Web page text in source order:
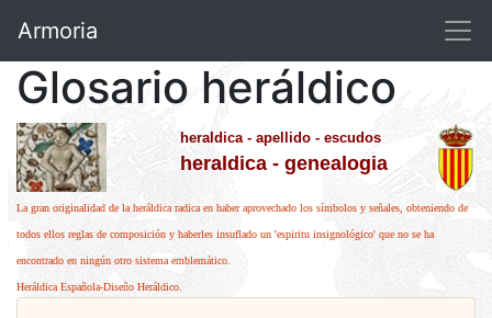
Armoria
Glosario heráldico
heraldica - apellido - escudos
heraldica - genealogia
La gran originalidad de la heráldica radica en haber aprovechado los símbolos y señales, obteniendo de
todos ellos reglas de composición y haberles insuflado un 'espiritu insignológico' que no se ha
encontrado en ningún otro sistema emblemático.
Heráldica Española-Diseño Heráldico.